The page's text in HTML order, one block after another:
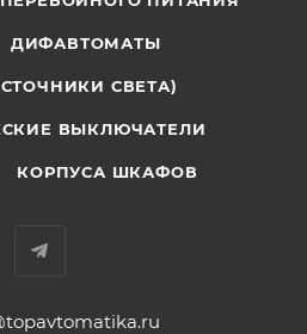
ДИФАВТОМАТЫ
СВЕТА)
ВЫКЛЮЧАТЕЛИ
КОРПУСА ШКАФОВ